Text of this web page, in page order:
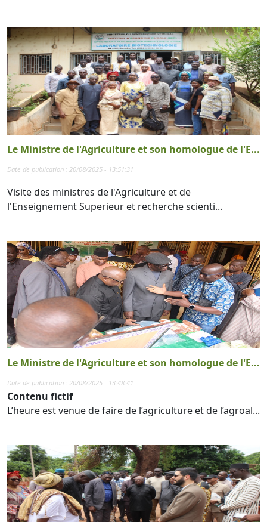
Le Ministre de l'Agriculture et son homologue de l'E...
Date de publication : 20/08/2025 - 13:51:31
Visite des ministres de l'Agriculture et de
l'Enseignement Superieur et recherche scienti...
Le Ministre de l'Agriculture et son homologue de l'E...
Date de publication : 20/08/2025 - 13:48:41
Contenu fictif
L’heure est venue de faire de l’agriculture et de l’agroal...